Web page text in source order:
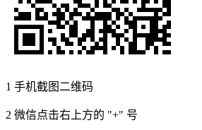
1 手机截图二维码
2 微信点击右上方的 "+" 号